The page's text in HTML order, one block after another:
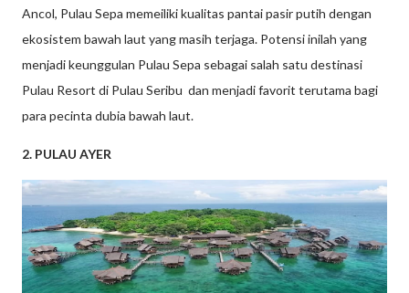
Ancol, Pulau Sepa memeiliki kualitas pantai pasir putih dengan
ekosistem bawah laut yang masih terjaga. Potensi inilah yang
menjadi keunggulan Pulau Sepa sebagai salah satu destinasi
Pulau Resort di Pulau Seribu dan menjadi favorit terutama bagi
para pecinta dubia bawah laut.
2. PULAU AYER